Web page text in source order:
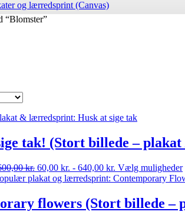
“Blomster”
tak! (Stort billede –
kr. 60,00 kr. - 640,00 kr. Vælg muligheder
flowers (Stort billede